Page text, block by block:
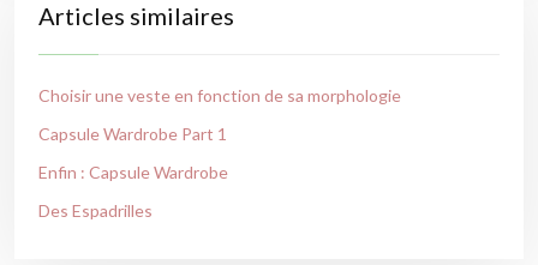
Articles similaires
Choisir une veste en fonction de sa morphologie
Capsule Wardrobe Part 1
Enfin : Capsule Wardrobe
Des Espadrilles